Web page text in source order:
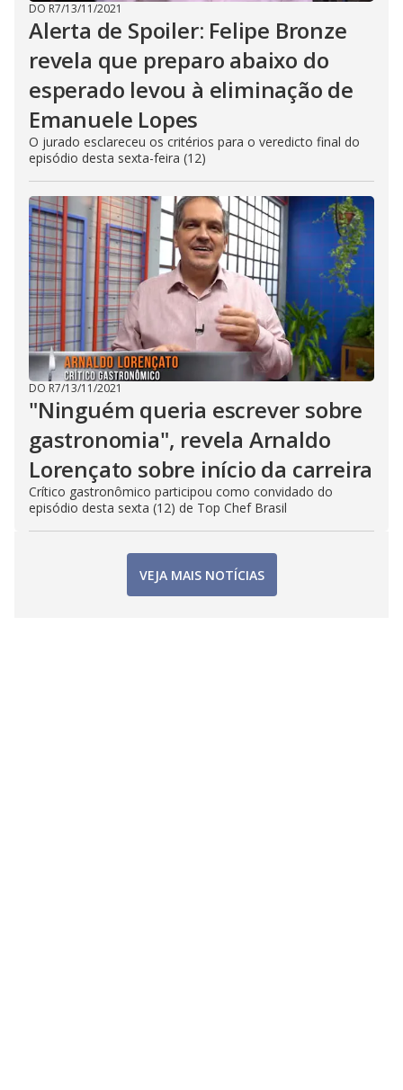
DO R7/13/11/2021
Alerta de Spoiler: Felipe Bronze
revela que preparo abaixo do
esperado levou à eliminação de
Emanuele Lopes
O jurado esclareceu os critérios para o veredicto final do
episódio desta sexta-feira (12)
DO R7/13/11/2021
"Ninguém queria escrever sobre
gastronomia", revela Arnaldo
Lorençato sobre início da carreira
Crítico gastronômico participou como convidado do
episódio desta sexta (12) de Top Chef Brasil
VEJA MAIS NOTÍCIAS